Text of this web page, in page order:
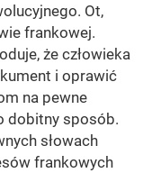
Ot,
frankowej.
że człowieka
i oprawić
na pewne
dobitny sposób.
słowach
frankowych